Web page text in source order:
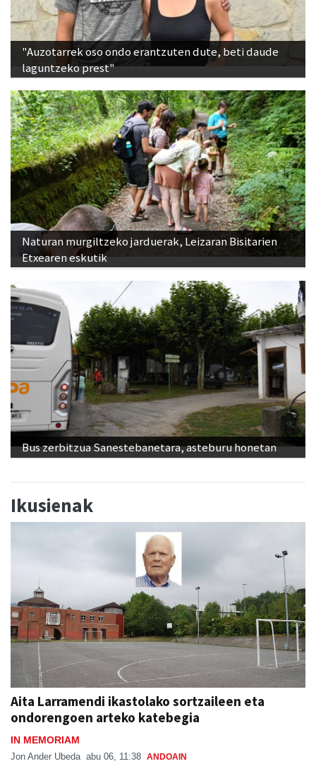
"Auzotarrek oso ondo erantzuten dute, beti daude
laguntzeko prest"
Naturan murgiltzeko jarduerak, Leizaran Bisitarien
Etxearen eskutik
Bus zerbitzua Sanestebanetara, asteburu honetan
Ikusienak
Aita Larramendi ikastolako sortzaileen eta
ondorengoen arteko katebegia
IN MEMORIAM
Jon Ander Ubeda abu 06, 11:38 ANDOAIN